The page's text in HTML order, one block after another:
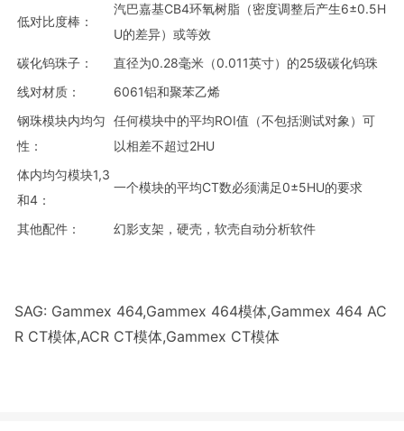
低对比度棒：
汽巴嘉基CB4环氧树脂（密度调整后产生6±0.5H
U的差异）或等效
碳化钨珠子：
直径为0.28毫米（0.011英寸）的25级碳化钨珠
线对材质：
6061铝和聚苯乙烯
钢珠模块内均匀
性：
任何模块中的平均ROI值（不包括测试对象）可
以相差不超过2HU
体内均匀模块1,3
和4：
一个模块的平均CT数必须满足0±5HU的要求
其他配件： 幻影支架，硬壳，软壳自动分析软件
SAG: Gammex 464,Gammex 464模体,Gammex 464 AC
R CT模体,ACR CT模体,Gammex CT模体